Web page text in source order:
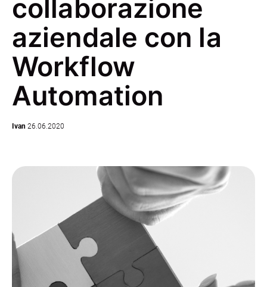
collaborazione
aziendale con la
Workflow
Automation
Ivan 26.06.2020